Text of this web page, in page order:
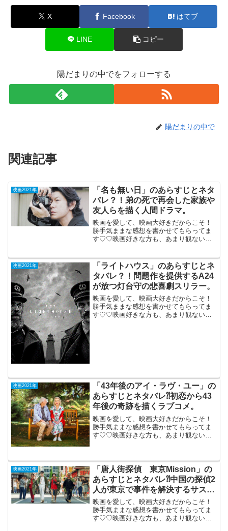
X Facebook はてブ
LINE コピー
陽だまりの中でをフォローする
陽だまりの中で
関連記事
映画2021年
「名も無い日」のあらすじとネタ
バレ？！弟の死で再会した家族や
友人らを描く人間ドラマ。
映画を愛して、映画大好きだからこそ！
勝手気ままな感想を書かせてもらってま
す♡♡映画好きな方も、あまり観ない方
会した家族や友人らを描く人間ドラマ。
名古屋市...
映画2021年
「ライトハウス」のあらすじとネ
タバレ？！問題作を提供するA24
が放つ灯台守の悲喜劇スリラー。
映画を愛して、映画大好きだからこそ！
勝手気ままな感想を書かせてもらってま
す♡♡映画好きな方も、あまり観ない方
映画2021年
「43年後のアイ・ラヴ・ユー」の
あらすじとネタバレ⁈初恋から43
年後の奇跡を描くラブコメ。
映画を愛して、映画大好きだからこそ！
勝手気ままな感想を書かせてもらってま
す♡♡映画好きな方も、あまり観ない方
分）アルツハイマーの 初恋の人に自分を
思い出...
映画2021年
「唐人街探偵 東京Mission」の
あらすじとネタバレ⁈中国の探偵2
人が東京で事件を解決するサスペ
ンスお馬鹿コメデイ。
映画を愛して、映画大好きだからこそ！
勝手気ままな感想を書かせてもらってま
す♡♡映画好きな方も、あまり観ない方